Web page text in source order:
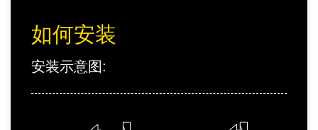
如何安装
安装示意图: